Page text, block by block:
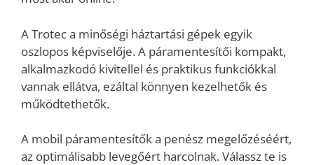
A Trotec a minőségi háztartási gépek egyik
oszlopos képviselője. A páramentesítői kompakt,
alkalmazkodó kivitellel és praktikus funkciókkal
vannak ellátva, ezáltal könnyen kezelhetők és
működtethetők.
A mobil páramentesítők a penész megelőzéséért,
az optimálisabb levegőért harcolnak. Válassz te is